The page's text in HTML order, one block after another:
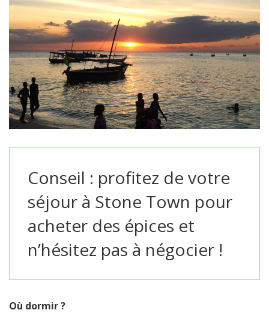
Conseil : profitez de votre
séjour à Stone Town pour
acheter des épices et
n’hésitez pas à négocier !
Où dormir ?